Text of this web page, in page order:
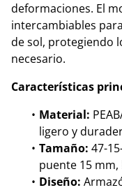
deformaciones. El
intercambiables
de sol, protegiendo
necesario.
Características
Material:
ligero y
Tamaño: 47-
puente 15
Diseño: